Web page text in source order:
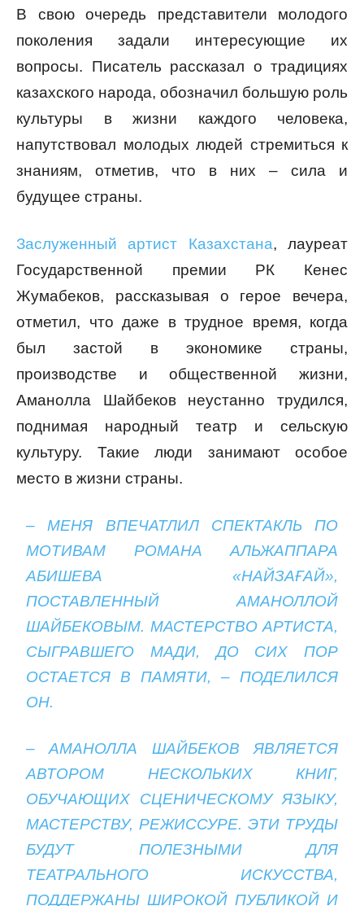
В свою очередь представители молодого
поколения задали интересующие их
вопросы. Писатель рассказал о традициях
казахского народа, обозначил большую роль
культуры в жизни каждого человека,
напутствовал молодых людей стремиться к
знаниям, отметив, что в них – сила и
будущее страны.
Заслуженный артист Казахстана, лауреат
Государственной премии РК Кенес
Жумабеков, рассказывая о герое вечера,
отметил, что даже в трудное время, когда
был застой в экономике страны,
производстве и общественной жизни,
Аманолла Шайбеков неустанно трудился,
поднимая народный театр и сельскую
культуру. Такие люди занимают особое
место в жизни страны.
– МЕНЯ ВПЕЧАТЛИЛ СПЕКТАКЛЬ ПО
МОТИВАМ РОМАНА АЛЬЖАППАРА
АБИШЕВА «НАЙЗАҒАЙ»,
ПОСТАВЛЕННЫЙ АМАНОЛЛОЙ
ШАЙБЕКОВЫМ. МАСТЕРСТВО АРТИСТА,
СЫГРАВШЕГО МАДИ, ДО СИХ ПОР
ОСТАЕТСЯ В ПАМЯТИ, – ПОДЕЛИЛСЯ
ОН.
– АМАНОЛЛА ШАЙБЕКОВ ЯВЛЯЕТСЯ
АВТОРОМ НЕСКОЛЬКИХ КНИГ,
ОБУЧАЮЩИХ СЦЕНИЧЕСКОМУ ЯЗЫКУ,
МАСТЕРСТВУ, РЕЖИССУРЕ. ЭТИ ТРУДЫ
БУДУТ ПОЛЕЗНЫМИ ДЛЯ
ТЕАТРАЛЬНОГО ИСКУССТВА,
ПОДДЕРЖАНЫ ШИРОКОЙ ПУБЛИКОЙ И